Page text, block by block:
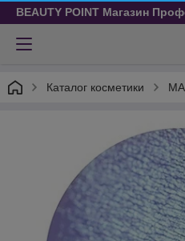
BEAUTY POINT Магазин
Каталог косметики